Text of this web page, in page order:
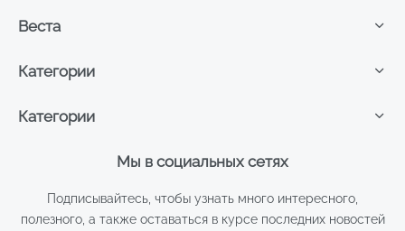
Мы в социальных сетях
Подписывайтесь, чтобы узнать много интересного,
полезного, а также оставаться в курсе последних новостей
Категории
Категории
Веста